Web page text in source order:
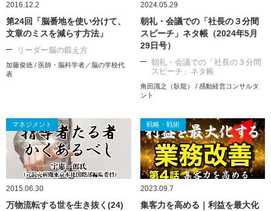
2016.12.2
第24回「脳番地を使い分けて、
文章のミスを減らす方法」
リーダー脳の鍛え方
加藤俊徳 / 医師・脳科学者／脳の学校代
表
2024.05.29
朝礼・会議での「社長の３分間
スピーチ」ネタ帳（2024年5月
29日号）
朝礼・会議での「社長の３分間
スピーチ」ネタ帳
角田識之（臥龍） / 感動経営コンサルタ
ント
マネジメント
2015.06.30
万物流転する世を生き抜く(24)
戦略・戦術
2023.09.7
集客力を高める｜利益を最大化